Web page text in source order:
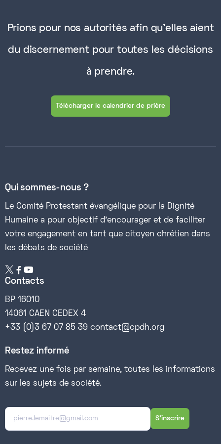
Prions pour nos autorités afin qu'elles aient
du discernement pour toutes les décisions
à prendre.
Télécharger le calendrier de prière
Qui sommes-nous ?
Le Comité Protestant évangélique pour la Dignité
Humaine a pour objectif d’encourager et de faciliter
votre engagement en tant que citoyen chrétien dans
les débats de société
 
Contacts
BP 16010
14061 CAEN CEDEX 4
+33 (0)3 67 07 85 39 contact@cpdh.org
Restez informé
Recevez une fois par semaine, toutes les informations
sur les sujets de société.